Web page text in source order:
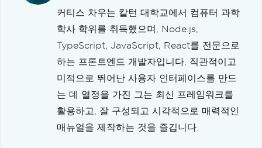
커티스 차우는 칼턴 대학교에서 컴퓨터 과학
학사 학위를 취득했으며, Node.js,
TypeScript, JavaScript, React를 전문으로
하는 프론트엔드 개발자입니다. 직관적이고
미적으로 뛰어난 사용자 인터페이스를 만드
는 데 열정을 가진 그는 최신 프레임워크를
활용하고, 잘 구성되고 시각적으로 매력적인
매뉴얼을 제작하는 것을 즐깁니다.